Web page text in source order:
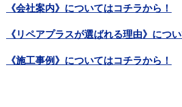
《会社案内》についてはコチラから！
《リペアプラスが選ばれる理由》につ
《施工事例》についてはコチラから！